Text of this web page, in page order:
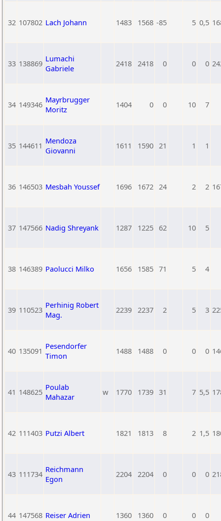
32 107802 Lach Johann 1483 1568 -85 5 0,5
33 138869 Lumachi
Gabriele
2418 2418 0 0 0
34 149346 Mayrbrugger
Moritz
1404 0 0 10 7
35 144611 Mendoza
Giovanni
1611 1590 21 1 1
36 146503 Mesbah Youssef 1696 1672 24 2 2
37 147566 Nadig Shreyank 1287 1225 62 10 5
38 146389 Paolucci Milko 1656 1585 71 5 4
39 110523 Perhinig Robert
Mag.
2239 2237 2 5 3
40 135091 Pesendorfer
Timon
1488 1488 0 0 0
41 148625 Poulab
Mahazar
w 1770 1739 31 7 5,5
42 111403 Putzi Albert 1821 1813 8 2 1,5
43 111734 Reichmann
Egon
2204 2204 0 0 0
44 147568 Reiser Adrien 1360 1360 0 0 0